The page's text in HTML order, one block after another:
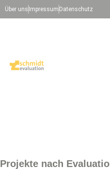
Über uns Impressum Datenschutz
Projekte nach